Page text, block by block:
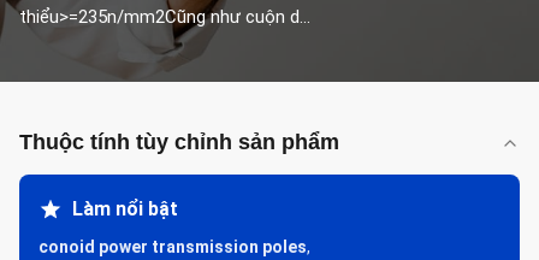
thiểu>=235n/mm2Cũng như cuộn d...
Thuộc tính tùy chỉnh sản phẩm
Làm nổi bật
conoid power transmission poles,